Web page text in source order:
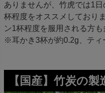
ありませんが、竹虎では1
杯程度をオススメしており
ン1杯程度を服用される方も
※耳かき3杯が約0.2g、ティ
【国産】竹炭の